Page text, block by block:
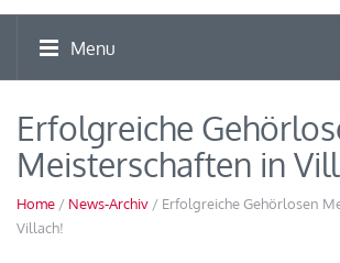
Menu
Erfolgreiche
Meisterschaften in
Home / News-Archiv / Erfolgreiche Gehörlosen
Villach!